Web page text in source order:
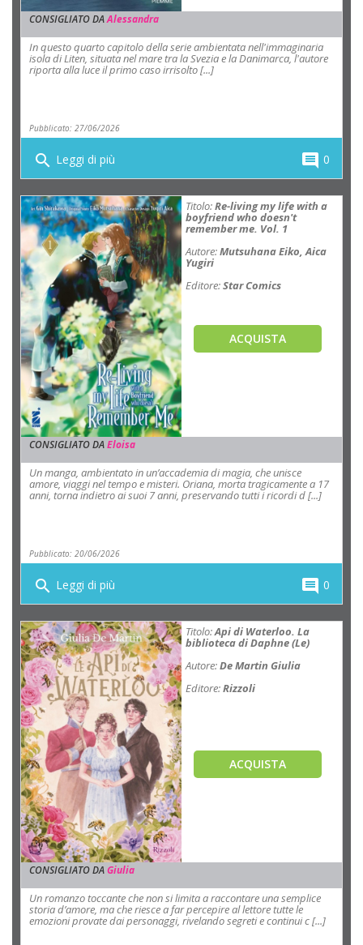
CONSIGLIATO DAAlessandra
In questo quarto capitolo della serie ambientata nell'immaginaria
isola di Liten, situata nel mare tra la Svezia e la Danimarca, l'autore
riporta alla luce il primo caso irrisolto [...]
Pubblicato: 27/06/2026
search Leggi di più comment 0
Titolo:Re-living my life with a
boyfriend who doesn't
remember me. Vol. 1
Autore:Mutsuhana Eiko, Aica
Yugiri
Editore:Star Comics
ACQUISTA
CONSIGLIATO DAEloisa
Un manga, ambientato in un’accademia di magia, che unisce
amore, viaggi nel tempo e misteri. Oriana, morta tragicamente a 17
anni, torna indietro ai suoi 7 anni, preservando tutti i ricordi d [...]
Pubblicato: 20/06/2026
search Leggi di più comment 0
Titolo:Api di Waterloo. La
biblioteca di Daphne (Le)
Autore:De Martin Giulia
Editore:Rizzoli
ACQUISTA
CONSIGLIATO DAGiulia
Un romanzo toccante che non si limita a raccontare una semplice
storia d’amore, ma che riesce a far percepire al lettore tutte le
emozioni provate dai personaggi, rivelando segreti e continui c [...]